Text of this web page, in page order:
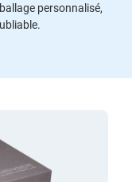
personnalisé,